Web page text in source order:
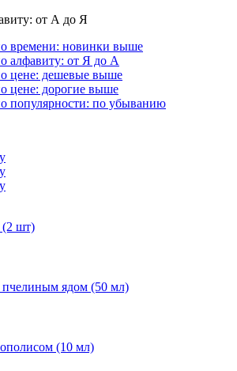
от А до Я
времени: новинки выше
алфавиту: от Я до А
цене: дешевые выше
цене: дорогие выше
популярности: по убыванию
(2 шт)
ядом (50 мл)
(10 мл)